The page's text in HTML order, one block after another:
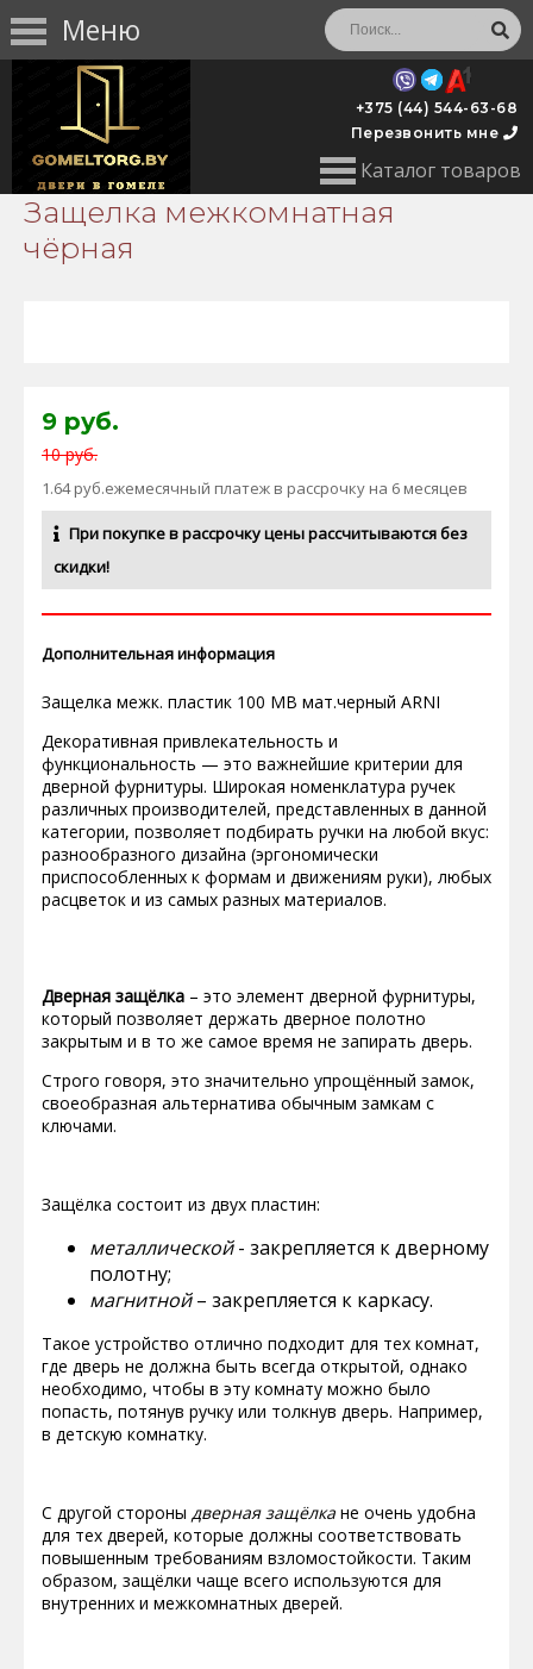
Меню
Каталог товаров
+375 (44) 544-63-68
Перезвонить мне
Защелка межкомнатная
чёрная
9 руб.
10 руб.
1.64 руб.ежемесячный платеж в рассрочку на 6 месяцев
При покупке в рассрочку цены рассчитываются без
скидки!
Дополнительная информация
Защелка межк. пластик 100 MB мат.черный ARNI
Декоративная привлекательность и
функциональность — это важнейшие критерии для
дверной фурнитуры. Широкая номенклатура ручек
различных производителей, представленных в данной
категории, позволяет подбирать ручки на любой вкус:
разнообразного дизайна (эргономически
приспособленных к формам и движениям руки), любых
расцветок и из самых разных материалов.
Дверная защёлка – это элемент дверной фурнитуры,
который позволяет держать дверное полотно
закрытым и в то же самое время не запирать дверь.
Строго говоря, это значительно упрощённый замок,
своеобразная альтернатива обычным замкам с
ключами.
Защёлка состоит из двух пластин:
металлической- закрепляется к дверному
полотну;
магнитной– закрепляется к каркасу.
Такое устройство отлично подходит для тех комнат,
где дверь не должна быть всегда открытой, однако
необходимо, чтобы в эту комнату можно было
попасть, потянув ручку или толкнув дверь. Например,
в детскую комнатку.
С другой стороны дверная защёлка не очень удобна
для тех дверей, которые должны соответствовать
повышенным требованиям взломостойкости. Таким
образом, защёлки чаще всего используются для
внутренних и межкомнатных дверей.